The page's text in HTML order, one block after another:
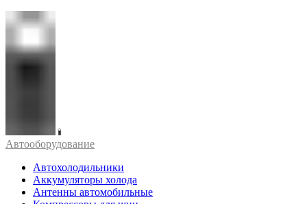
Автооборудование
Автохолодильники
Аккумуляторы холода
Антенны автомобильные